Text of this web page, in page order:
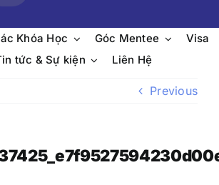
Khóa Học Góc Mentee
Visa
tức & Sự kiện
Liên Hệ
Previous